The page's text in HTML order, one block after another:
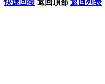
快速回復 返回頂部 返回列表